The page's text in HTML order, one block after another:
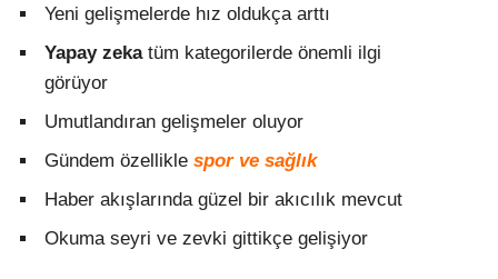
Yeni gelişmelerde hız oldukça arttı
Yapay zekatüm kategorilerde önemli ilgi
görüyor
Umutlandıran gelişmeler oluyor
Gündem özellikle spor ve sağlık
Haber akışlarında güzel bir akıcılık mevcut
Okuma seyri ve zevki gittikçe gelişiyor